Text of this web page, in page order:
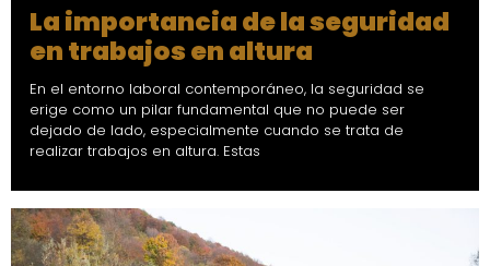
La importancia de la seguridad
en trabajos en altura
En el entorno laboral contemporáneo, la seguridad se
erige como un pilar fundamental que no puede ser
dejado de lado, especialmente cuando se trata de
realizar trabajos en altura. Estas